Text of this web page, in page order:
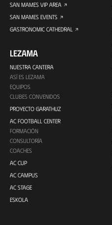
SAN MAMES VIP AREA
SAN MAMES EVENTS
GASTRONOMIC CATHEDRAL
LEZAMA
NUESTRA CANTERA
ASÍ ES LEZAMA
EQUIPOS
CLUBES CONVENIDOS
PROYECTO GARATHUZ
AC FOOTBALL CENTER
FORMACIÓN
CONSULTORÍA
COACHES
AC CUP
AC CAMPUS
AC STAGE
ESKOLA